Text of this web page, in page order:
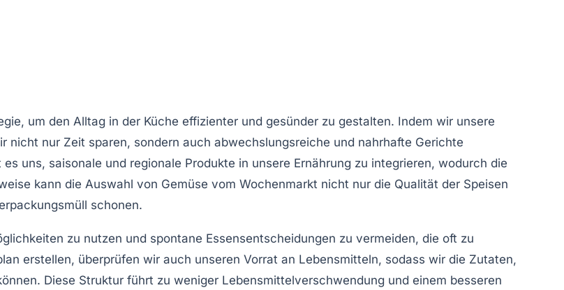
um den Alltag in der Küche effizienter und gesünder zu gestalten. Indem wir unsere
nicht nur Zeit sparen, sondern auch abwechslungsreiche und nahrhafte Gerichte
uns, saisonale und regionale Produkte in unsere Ernährung zu integrieren, wodurch die
kann die Auswahl von Gemüse vom Wochenmarkt nicht nur die Qualität der Speisen
schonen.
zu nutzen und spontane Essensentscheidungen zu vermeiden, die oft zu
erstellen, überprüfen wir auch unseren Vorrat an Lebensmitteln, sodass wir die Zutaten,
Diese Struktur führt zu weniger Lebensmittelverschwendung und einem besseren